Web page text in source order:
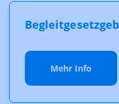
Mehr Info